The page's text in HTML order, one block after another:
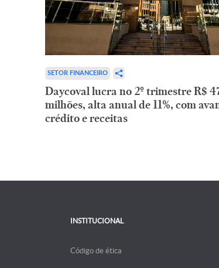
SETOR FINANCEIRO
Daycoval lucra no 2º trimestre R$
milhões, alta anual de 11%, com
crédito e receitas
INSTITUCIONAL
Código de ética